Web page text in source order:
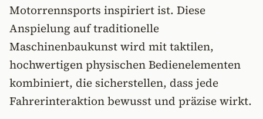
Motorrennsports inspiriert ist. Diese
Anspielung auf traditionelle
Maschinenbaukunst wird mit taktilen,
hochwertigen physischen Bedienelementen
kombiniert, die sicherstellen, dass jede
Fahrerinteraktion bewusst und präzise wirkt.